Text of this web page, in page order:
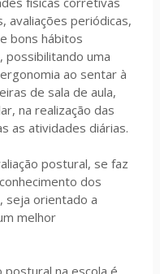
avaliações periódicas,
bons hábitos
possibilitando uma
ao sentar à
de sala de aula,
na realização das
as atividades diárias.
postural, se faz
dos
seja orientado a
melhor
postural na escola é